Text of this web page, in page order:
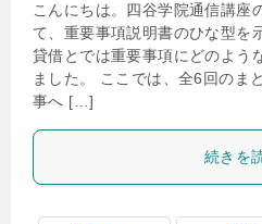
こんにちは。四谷学院通信講座
て、重要事項説明書のひな型を
貸借とでは重要事項にどのよう
ました。 ここでは、全6回のま
事へ […]
続きを